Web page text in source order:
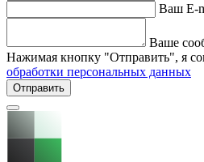
Ваш E-
Ваше
Нажимая кнопку "Отправить", я
обработки персональных данных
Отправить